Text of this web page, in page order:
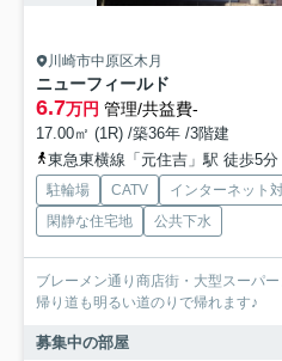
川崎市中原区木月
ニューフィールド
6.7万円 管理/共益費-
17.00㎡ (1R) /築36年 /3階建
東急東横線「元住吉」駅 徒歩5分
駐輪場 CATV インターネット
閑静な住宅地
公共下水
ブレーメン通り商店街・大型スーパ
帰り道も明るい道のりで帰れます♪
募集中の部屋